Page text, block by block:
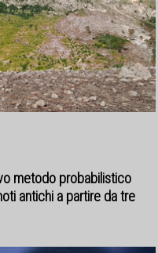
metodo probabilistico
antichi a partire da tre